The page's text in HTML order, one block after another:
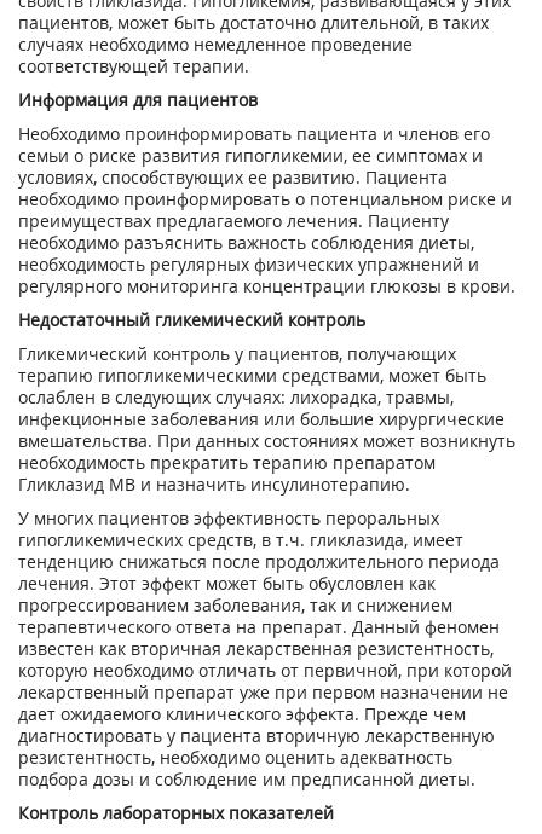
пациентов, может быть достаточно длительной, в таких
случаях необходимо немедленное проведение
соответствующей терапии.
Информация для пациентов
Необходимо проинформировать пациента и членов его
семьи о риске развития гипогликемии, ее симптомах и
условиях, способствующих ее развитию. Пациента
необходимо проинформировать о потенциальном риске и
преимуществах предлагаемого лечения. Пациенту
необходимо разъяснить важность соблюдения диеты,
необходимость регулярных физических упражнений и
регулярного мониторинга концентрации глюкозы в крови.
Недостаточный гликемический контроль
Гликемический контроль у пациентов, получающих
терапию гипогликемическими средствами, может быть
ослаблен в следующих случаях: лихорадка, травмы,
инфекционные заболевания или большие хирургические
вмешательства. При данных состояниях может возникнуть
необходимость прекратить терапию препаратом
Гликлазид МВ и назначить инсулинотерапию.
У многих пациентов эффективность пероральных
гипогликемических средств, в т.ч. гликлазида, имеет
тенденцию снижаться после продолжительного периода
лечения. Этот эффект может быть обусловлен как
прогрессированием заболевания, так и снижением
терапевтического ответа на препарат. Данный феномен
известен как вторичная лекарственная резистентность,
которую необходимо отличать от первичной, при которой
лекарственный препарат уже при первом назначении не
дает ожидаемого клинического эффекта. Прежде чем
диагностировать у пациента вторичную лекарственную
резистентность, необходимо оценить адекватность
подбора дозы и соблюдение им предписанной диеты.
Контроль лабораторных показателей